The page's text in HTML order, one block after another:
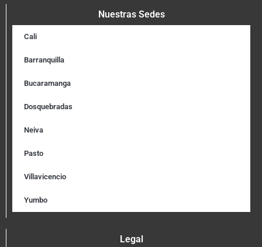
Nuestras Sedes
Cali
Barranquilla
Bucaramanga
Dosquebradas
Neiva
Pasto
Villavicencio
Yumbo
Legal